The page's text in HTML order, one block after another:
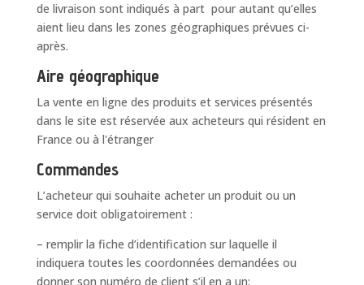
de livraison sont indiqués à part pour autant qu’elles
aient lieu dans les zones géographiques prévues ci-
après.
Aire géographique
La vente en ligne des produits et services présentés
dans le site est réservée aux acheteurs qui résident en
France ou à l'étranger
Commandes
L’acheteur qui souhaite acheter un produit ou un
service doit obligatoirement :
– remplir la fiche d’identification sur laquelle il
indiquera toutes les coordonnées demandées ou
donner son numéro de client s’il en a un;